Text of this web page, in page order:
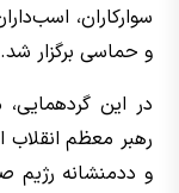
سوارکاران،
و حماسی برگزار شد.
در این
رهبر معظم انقلاب
و ددمنشانه رژیم